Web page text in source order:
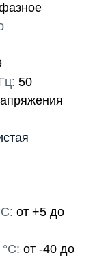
50
от +5 до
от -40 до